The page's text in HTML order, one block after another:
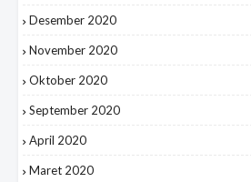
Desember 2020
November 2020
Oktober 2020
September 2020
April 2020
Maret 2020